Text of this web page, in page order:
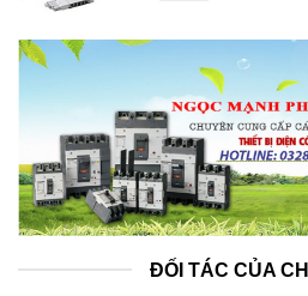
ĐỐI TÁC CỦA